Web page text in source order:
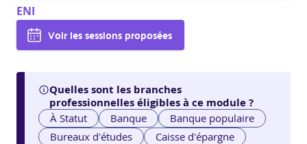
ENI
Voir les sessions proposées
Quelles sont les branches
professionnelles éligibles à ce module ?
À Statut Banque
Banque populaire
Bureaux d'études
Caisse d'épargne